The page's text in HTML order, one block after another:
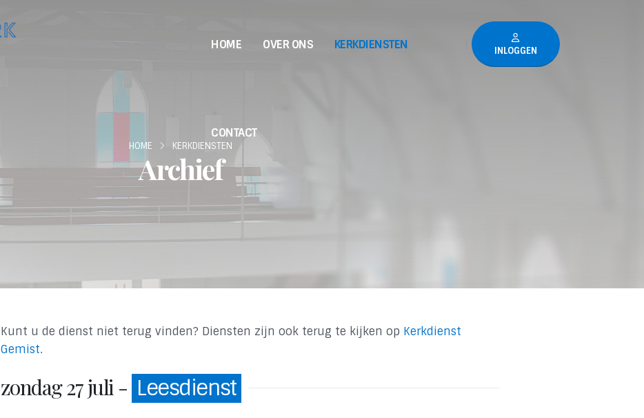
HOME OVER ONS KERKDIENSTEN
CONTACT
INLOGGEN
Archief
HOME KERKDIENSTEN
Kunt u de dienst niet terug vinden? Diensten zijn ook terug te kijken op Kerkdienst
Gemist.
zondag 27 juli - Leesdienst